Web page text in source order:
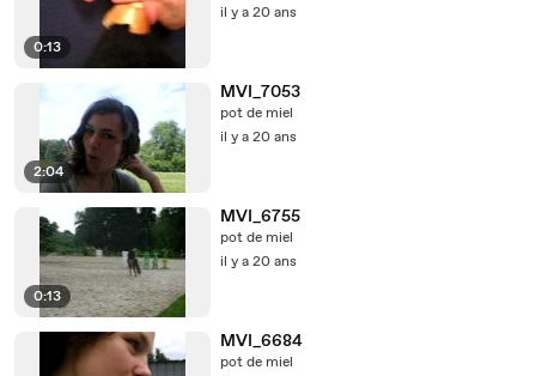
0:13
il y a 20 ans
2:04
MVI_7053
pot de miel
il y a 20 ans
0:13
MVI_6755
pot de miel
il y a 20 ans
MVI_6684
pot de miel